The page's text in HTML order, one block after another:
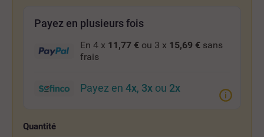
Payez en plusieurs fois
En 4 x 11,77 € ou 3 x 15,69 € sans
frais
Payez en 4x, 3x ou 2x
Quantité